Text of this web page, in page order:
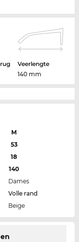
Veerlengte
140 mm
M
53
18
140
Dames
Volle rand
Beige